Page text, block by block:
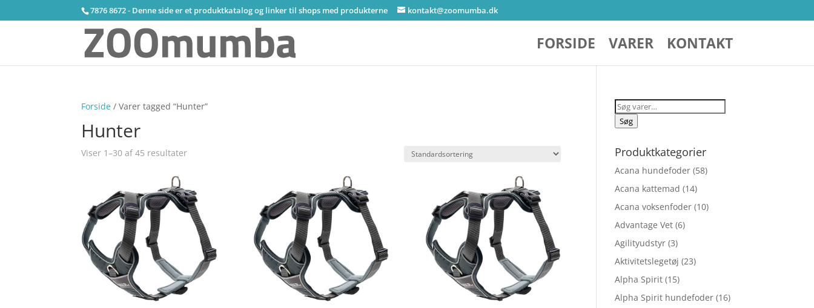
7876 8672 - Denne side er et produktkatalog og linker til shops med produkterne kontakt@zoomumba.dk
FORSIDE VARER KONTAKT
Forside / Varer tagged “Hunter”
Hunter
Viser 1–30 af 45 resultater
Søg
efter:
Søg
Produktkategorier
Acana hundefoder (58)
Acana kattemad (14)
Acana voksenfoder (10)
Advantage Vet (6)
Agilityudstyr (3)
Aktivitetslegetøj (23)
Alpha Spirit (15)
Alpha Spirit hundefoder (16)